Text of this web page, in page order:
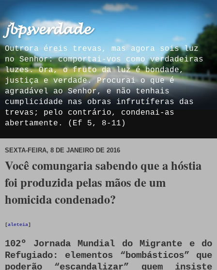
𝓳𝓫𝓹𝓼𝓿𝓮𝓻𝓭𝓪𝓭𝓮
Outrora éreis trevas, mas agora sois luz
no Senhor: comportai-vos como verdadeiras
luzes. Ora, o fruto da luz é bondade,
justiça e verdade. Procurai o que é
agradável ao Senhor, e não tenhais
cumplicidade nas obras infrutíferas das
trevas; pelo contrário, condenai-as
abertamente. (Ef 5, 8-11)
SEXTA-FEIRA, 8 DE JANEIRO DE 2016
Você comungaria sabendo que a hóstia
foi produzida pelas mãos de um
homicida condenado?
[aleteia]
102º Jornada Mundial do Migrante e do
Refugiado: elementos “bombásticos” que
poderão “escandalizar” quem insiste